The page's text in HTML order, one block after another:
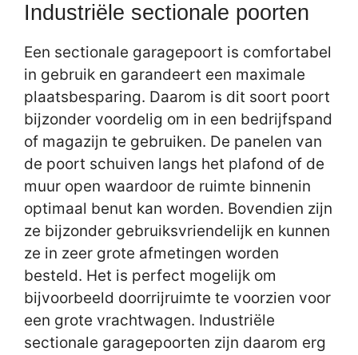
Industriële sectionale poorten
Een sectionale garagepoort is comfortabel
in gebruik en garandeert een maximale
plaatsbesparing. Daarom is dit soort poort
bijzonder voordelig om in een bedrijfspand
of magazijn te gebruiken. De panelen van
de poort schuiven langs het plafond of de
muur open waardoor de ruimte binnenin
optimaal benut kan worden. Bovendien zijn
ze bijzonder gebruiksvriendelijk en kunnen
ze in zeer grote afmetingen worden
besteld. Het is perfect mogelijk om
bijvoorbeeld doorrijruimte te voorzien voor
een grote vrachtwagen. Industriële
sectionale garagepoorten zijn daarom erg